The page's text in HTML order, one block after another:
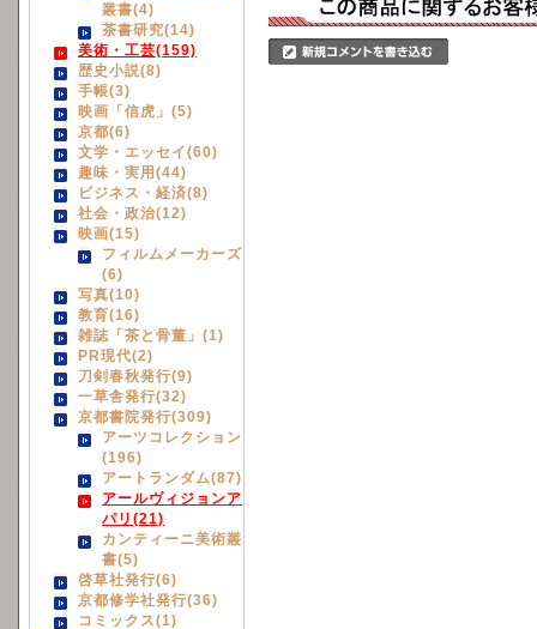
叢書(4)
茶書研究(14)
美術・工芸(159)
歴史小説(8)
手帳(3)
映画「信虎」(5)
京都(6)
文学・エッセイ(60)
趣味・実用(44)
ビジネス・経済(8)
社会・政治(12)
映画(15)
フィルムメーカーズ
(6)
写真(10)
教育(16)
雑誌「茶と骨董」(1)
PR現代(2)
刀剣春秋発行(9)
一草舎発行(32)
京都書院発行(309)
アーツコレクション
(196)
アートランダム(87)
アールヴィジョンア
パリ(21)
カンティーニ美術叢
書(5)
啓草社発行(6)
京都修学社発行(36)
コミックス(1)